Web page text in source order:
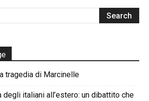
tragedia di Marcinelle
degli italiani all’estero: un dibattito che